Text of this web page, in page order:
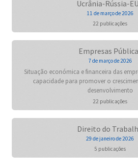
Ucrânia-Rússia-
11 de março de 2026
22 publicações
Empresas
7 de março de 2026
Situação económica e financeira das
capacidade para promover o
desenvolvimento
22 publicações
Direito do
29 de janeiro de 2026
5 publicações